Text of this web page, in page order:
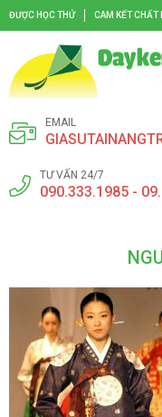
ĐƯỢC HỌC THỬ CAM KẾT CHẤT
EMAIL
TƯ VẤN 24/7
090.333.1985 -